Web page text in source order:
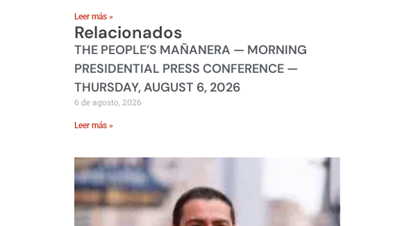
Leer más »
Relacionados
THE PEOPLE’S MAÑANERA — MORNING
PRESIDENTIAL PRESS CONFERENCE —
THURSDAY, AUGUST 6, 2026
6 de agosto, 2026
Leer más »